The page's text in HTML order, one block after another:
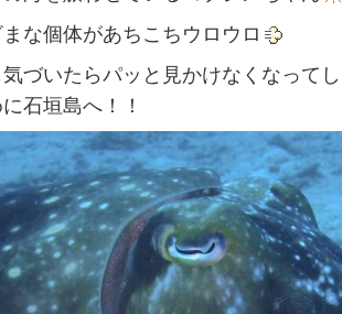
な個体があちこちウロウロ
づいたらパッと見かけなくなって
石垣島へ！！